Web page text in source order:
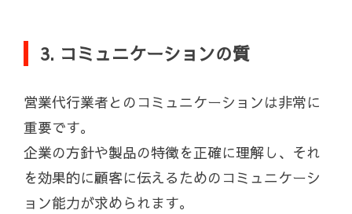
3. コミュニケーションの質
営業代行業者とのコミュニケーションは非常に
重要です。
企業の方針や製品の特徴を正確に理解し、それ
を効果的に顧客に伝えるためのコミュニケーシ
ョン能力が求められます。